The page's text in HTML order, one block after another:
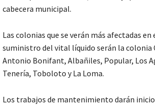
cabecera municipal.
Las colonias que se verán más afectadas en
suministro del vital líquido serán la colonia
Antonio Bonifant, Albañiles, Popular, Los
Tenería, Toboloto y La Loma.
Los trabajos de mantenimiento darán